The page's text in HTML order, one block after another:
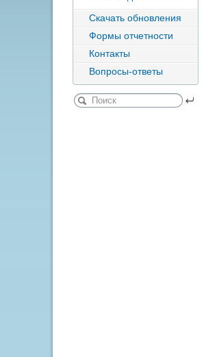
Скачать обновления
Формы отчетности
Контакты
Вопросы-ответы